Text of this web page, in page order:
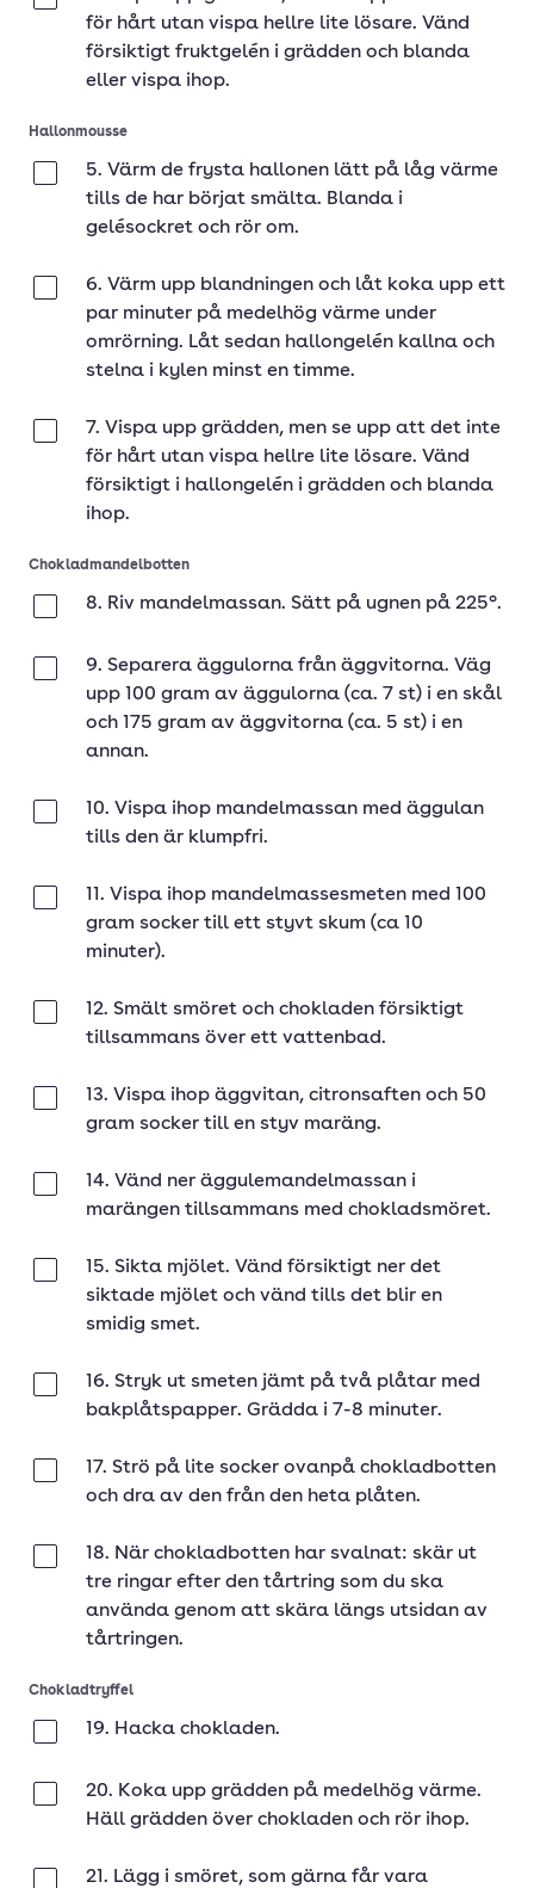
för hårt utan vispa hellre lite lösare. Vänd
försiktigt fruktgelén i grädden och blanda
eller vispa ihop.
Hallonmousse
5. Värm de frysta hallonen lätt på låg värme
tills de har börjat smälta. Blanda i
gelésockret och rör om.
6. Värm upp blandningen och låt koka upp ett
par minuter på medelhög värme under
omrörning. Låt sedan hallongelén kallna och
stelna i kylen minst en timme.
7. Vispa upp grädden, men se upp att det inte
för hårt utan vispa hellre lite lösare. Vänd
försiktigt i hallongelén i grädden och blanda
ihop.
Chokladmandelbotten
8. Riv mandelmassan. Sätt på ugnen på 225°.
9. Separera äggulorna från äggvitorna. Väg
upp 100 gram av äggulorna (ca. 7 st) i en skål
och 175 gram av äggvitorna (ca. 5 st) i en
annan.
10. Vispa ihop mandelmassan med äggulan
tills den är klumpfri.
11. Vispa ihop mandelmassesmeten med 100
gram socker till ett styvt skum (ca 10
minuter).
12. Smält smöret och chokladen försiktigt
tillsammans över ett vattenbad.
13. Vispa ihop äggvitan, citronsaften och 50
gram socker till en styv maräng.
14. Vänd ner äggulemandelmassan i
marängen tillsammans med chokladsmöret.
15. Sikta mjölet. Vänd försiktigt ner det
siktade mjölet och vänd tills det blir en
smidig smet.
16. Stryk ut smeten jämt på två plåtar med
bakplåtspapper. Grädda i 7-8 minuter.
17. Strö på lite socker ovanpå chokladbotten
och dra av den från den heta plåten.
18. När chokladbotten har svalnat: skär ut
tre ringar efter den tårtring som du ska
använda genom att skära längs utsidan av
tårtringen.
Chokladtryffel
19. Hacka chokladen.
20. Koka upp grädden på medelhög värme.
Häll grädden över chokladen och rör ihop.
21. Lägg i smöret, som gärna får vara